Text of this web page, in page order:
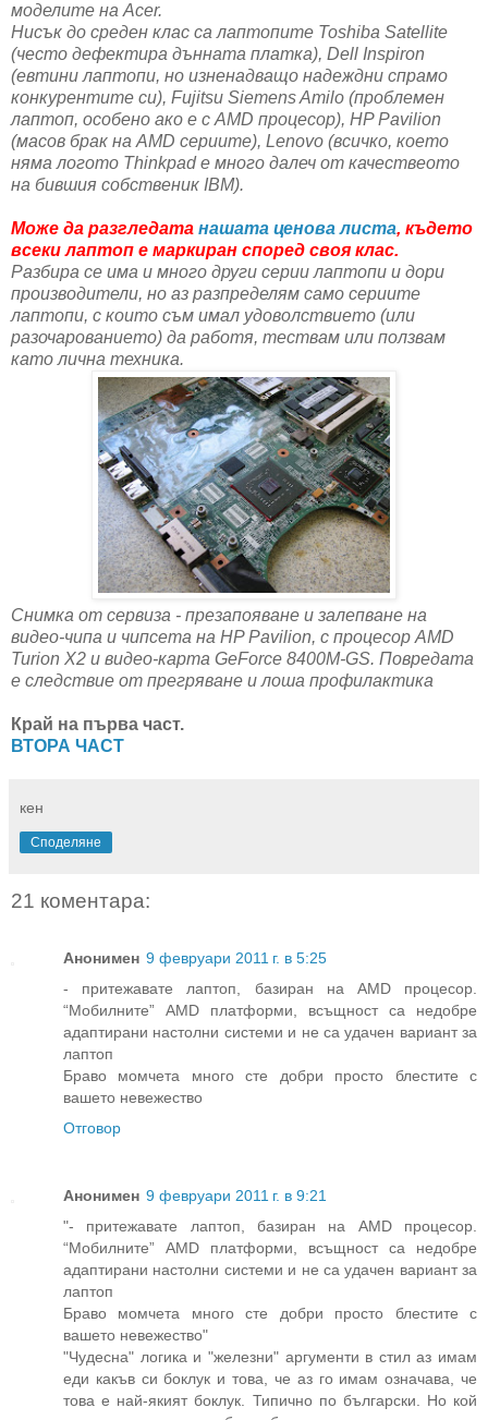
моделите на Acer.
Нисък до среден клас са лаптопите Toshiba Satellite
(често дефектира дънната платка), Dell Inspiron
(евтини лаптопи, но изненадващо надеждни спрамо
конкурентите си), Fujitsu Siemens Amilo (проблемен
лаптоп, особено ако е с AMD процесор), HP Pavilion
(масов брак на AMD сериите), Lenovo (всичко, което
няма логото Thinkpad е много далеч от качествеото
на бившия собственик IBM).
Може да разгледата нашата ценова листа, където
всеки лаптоп е маркиран според своя клас.
Разбира се има и много други серии лаптопи и дори
производители, но аз разпределям само сериите
лаптопи, с които съм имал удоволствието (или
разочарованието) да работя, тествам или ползвам
като лична техника.
Снимка от сервиза - презапояване и залепване на
видео-чипа и чипсета на HP Pavilion, с процесор AMD
Turion X2 и видео-карта GeForce 8400M-GS. Повредата
е следствие от прегряване и лоша профилактика
Край на първа част.
ВТОРА ЧАСТ
кен
Споделяне
21 коментара:
Анонимен 9 февруари 2011 г. в 5:25
- притежавате лаптоп, базиран на AMD процесор.
“Мобилните” AMD платформи, всъщност са недобре
адаптирани настолни системи и не са удачен вариант за
лаптоп
Браво момчета много сте добри просто блестите с
вашето невежество
Отговор
Анонимен 9 февруари 2011 г. в 9:21
"- притежавате лаптоп, базиран на AMD процесор.
“Мобилните” AMD платформи, всъщност са недобре
адаптирани настолни системи и не са удачен вариант за
лаптоп
Браво момчета много сте добри просто блестите с
вашето невежество"
"Чудесна" логика и "железни" аргументи в стил аз имам
еди какъв си боклук и това, че аз го имам означава, че
това е най-якият боклук. Типично по български. Но кой